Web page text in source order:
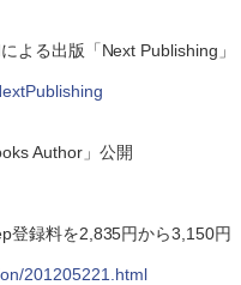
よる出版「Next Publishing」
Author」公開
登録料を2,835円から3,150円
201205221.html